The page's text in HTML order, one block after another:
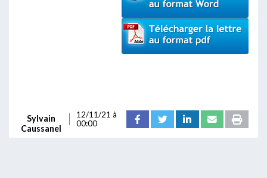
Sylvain
Caussanel
12/11/21 à
00:00